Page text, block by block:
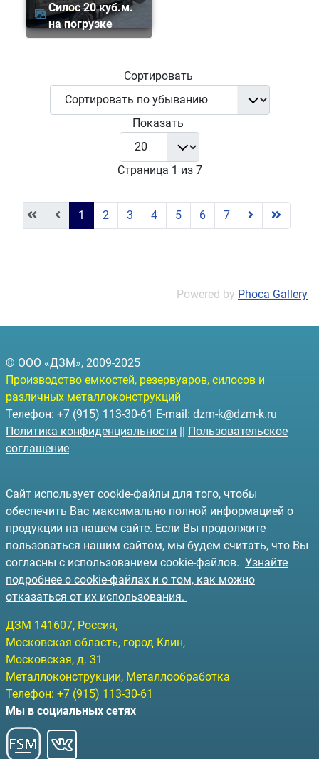
Силос 20 куб.м.
на погрузке
Сортировать
Показать
Страница 1 из 7
1 2 3 4 5 6 7
Powered by Phoca Gallery
© ООО «ДЗМ», 2009-2025
Производство емкостей, резервуаров, силосов и
различных металлоконструкций
Телефон: +7 (915) 113-30-61 E-mail: dzm-k@dzm-k.ru
Политика конфиденциальности || Пользовательское
соглашение
Сайт использует cookie-файлы для того, чтобы
обеспечить Вас максимально полной информацией о
продукции на нашем сайте. Если Вы продолжите
пользоваться нашим сайтом, мы будем считать, что Вы
согласны с использованием cookie-файлов. Узнайте
подробнее о cookie-файлах и о том, как можно
отказаться от их использования.
ДЗМ 141607, Россия,
Московская область, город Клин,
Московская, д. 31
Металлоконструкции, Металлообработка
Телефон: +7 (915) 113-30-61
Мы в социальных сетях